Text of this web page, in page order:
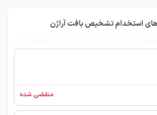
استخدام تشخیص بافت آراژن
منقضی شده